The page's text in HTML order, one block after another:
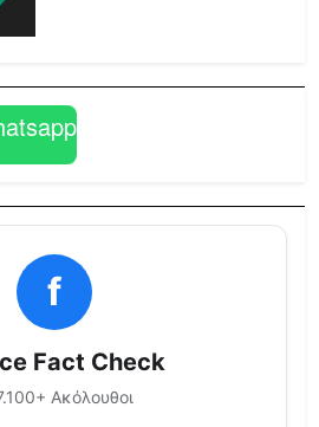
f
Fact Check
Ακόλουθοι